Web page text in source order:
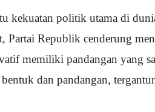
kekuatan politik utama di
Partai Republik cenderung
memiliki pandangan yang
dan pandangan,